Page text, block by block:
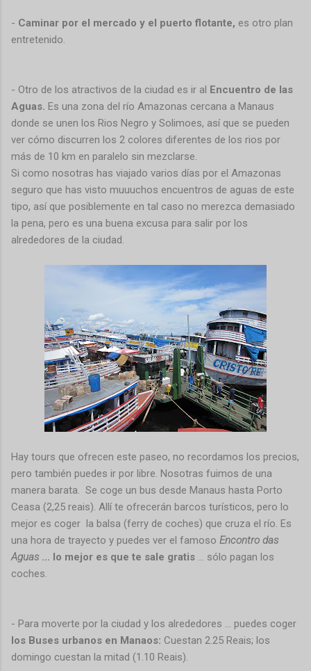
- Caminar por el mercado y el puerto flotante, es otro plan
entretenido.
- Otro de los atractivos de la ciudad es ir al Encuentro de las
Aguas. Es una zona del río Amazonas cercana a Manaus
donde se unen los Rios Negro y Solimoes, así que se pueden
ver cómo discurren los 2 colores diferentes de los rios por
más de 10 km en paralelo sin mezclarse.
Si como nosotras has viajado varios días por el Amazonas
seguro que has visto muuuchos encuentros de aguas de este
tipo, así que posiblemente en tal caso no merezca demasiado
la pena, pero es una buena excusa para salir por los
alrededores de la ciudad.
Hay tours que ofrecen este paseo, no recordamos los precios,
pero también puedes ir por libre. Nosotras fuimos de una
manera barata. Se coge un bus desde Manaus hasta Porto
Ceasa (2,25 reais). Allí te ofrecerán barcos turísticos, pero lo
mejor es coger la balsa (ferry de coches) que cruza el río. Es
una hora de trayecto y puedes ver el famoso Encontro das
Aguas... lo mejor es que te sale gratis ... sólo pagan los
coches.
- Para moverte por la ciudad y los alrededores ... puedes coger
los Buses urbanos en Manaos: Cuestan 2.25 Reais; los
domingo cuestan la mitad (1.10 Reais).